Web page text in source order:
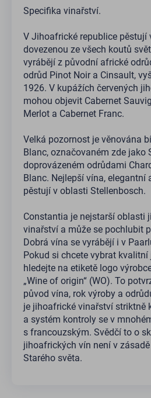
Specifika vinařství.
V Jihoafrické republice pěstují
dovezenou ze všech koutů
vyrábějí z původní africké
odrůd Pinot Noir a Cinsault,
1926. V kupážích červených
mohou objevit Cabernet
Merlot a Cabernet Franc.
Velká pozornost je věnována
Blanc, označovaném zde jako
doprovázeném odrůdami
Blanc. Nejlepší vína, elegantní
pěstují v oblasti Stellenbosch.
Constantia je nejstarší oblasti
vinařství a může se pochlubit
Dobrá vína se vyrábějí i v
Pokud si chcete vybrat
hledejte na etiketě logo
„Wine of origin“ (WO). To
původ vína, rok výroby a
je jihoafrické vinařství striktně
a systém kontroly se v
s francouzským. Svědčí to o
jihoafrických vín není v
Starého světa.